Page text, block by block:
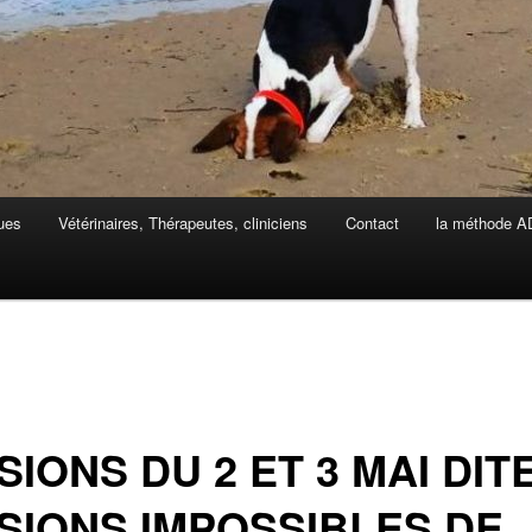
Vétérinaires, Thérapeutes, cliniciens Contact la méthode
DU 2 ET 3 MAI